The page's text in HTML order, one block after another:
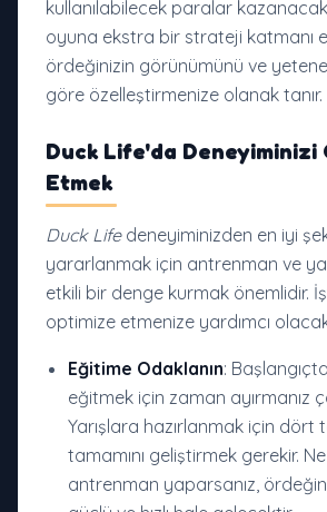
kullanılabilecek paralar
oyuna ekstra bir strateji katmanı
ördeğinizin görünümünü ve
göre özelleştirmenize olanak tanır.
Duck Life'da Deneyiminizi
Etmek
Duck Lifedeneyiminizden en iyi
yararlanmak için antrenman ve
etkili bir denge kurmak önemlidir.
optimize etmenize yardımcı
Eğitime Odaklanın:
eğitmek için zaman ayırmanız
Yarışlara hazırlanmak için dört
tamamını geliştirmek gerekir.
antrenman yaparsanız,